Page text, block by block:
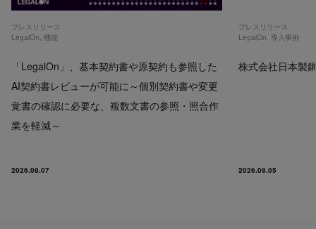
プレスリリース
LegalOn ,機能
「LegalOn」、基本契約書や原契約も参照した
AI契約書レビューが可能に～個別契約書や変更
覚書の確認に必要な、複数文書の参照・照合作
業を軽減～
2026.08.07
プレスリリース
LegalOn 導入事例
株式会社日本製
2026.08.05